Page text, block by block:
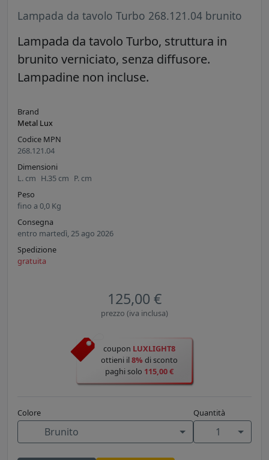
Lampada da tavolo Turbo 268.121.04 brunito
Lampada da tavolo Turbo, struttura in
brunito verniciato, senza diffusore.
Lampadine non incluse.
Brand
Metal Lux
Codice MPN
268.121.04
Dimensioni
L. cm H.35 cm P. cm
Peso
fino a 0,0 Kg
Consegna
entro martedì, 25 ago 2026
Spedizione
gratuita
125,00 €
prezzo (iva inclusa)
coupon LUXLIGHT8
ottieni il8% di sconto
paghi solo 115,00 €
Colore
Brunito
Quantità
1